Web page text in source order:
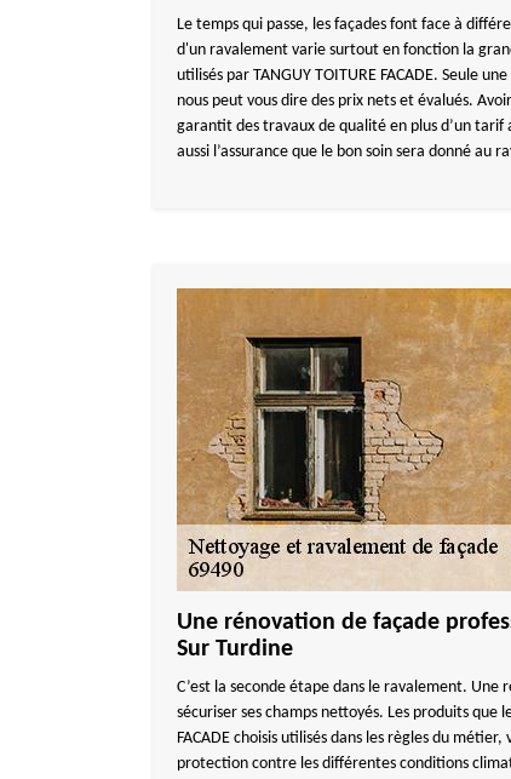
Le temps qui passe, les façades font face à
d'un ravalement varie surtout en fonction la
utilisés par TANGUY TOITURE FACADE. Seule
nous peut vous dire des prix nets et évalués.
garantit des travaux de qualité en plus d’un
aussi l’assurance que le bon soin sera donné au
Une rénovation de façade
Sur Turdine
C’est la seconde étape dans le ravalement.
sécuriser ses champs nettoyés. Les produits que
FACADE choisis utilisés dans les règles du
protection contre les différentes conditions